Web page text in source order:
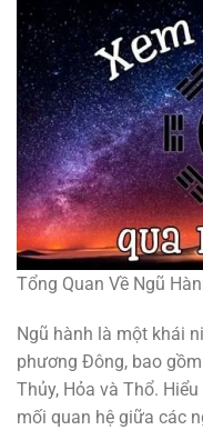
Tổng Quan Về Ngũ
Ngũ hành là một khái
phương Đông, bao
Thủy, Hỏa và Thổ.
mối quan hệ giữa các